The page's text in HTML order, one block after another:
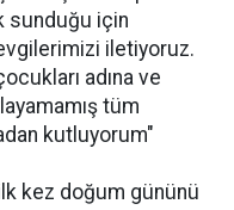
sunduğu için
iletiyoruz.
adına ve
tüm
kutluyorum"
kez doğum gününü